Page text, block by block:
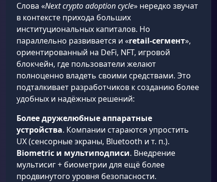
Слова «Next crypto adoption cycle» нередко звучат
в контексте прихода больших
институциональных капиталов. Но
параллельно развивается и «retail-сегмент»,
ориентированный на DeFi, NFT, игровой
блокчейн, где пользователи желают
полноценно владеть своими средствами. Это
подталкивает разработчиков к созданию более
удобных и надёжных решений:
Более дружелюбные аппаратные
устройства. Компании стараются упростить
UX (сенсорные экраны, Bluetooth и т. п.).
Biometric и мультиподписи. Внедрение
мультисиг + биометрии для ещё более
продвинутого уровня безопасности.